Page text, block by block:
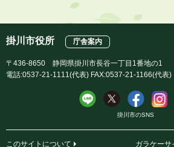
掛川市役所 庁舎案内
〒436-8650 静岡県掛川市長谷一丁目1番地の1
電話:0537-21-1111(代表) FAX:0537-21-1166(代表)
掛川市のSNS
このサイトについて ガラケーサ